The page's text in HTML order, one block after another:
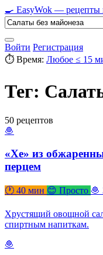
🍳 EasyWok — рецепты
Войти Регистрация
⏱ Время: Любое ≤ 15
Тег:
50 рецептов
🧆
«Хе» из
перцем
🕐 40 мин 😊 Просто 🧆
Хрустящий овощной
спиртным напиткам.
🧆